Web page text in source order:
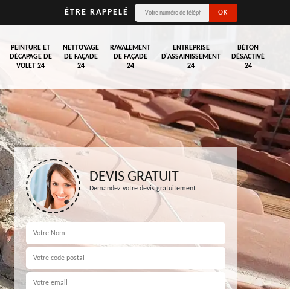
ÊTRE RAPPELÉ
PEINTURE ET
DÉCAPAGE DE
VOLET 24
NETTOYAGE
DE FAÇADE
24
RAVALEMENT
DE FAÇADE
24
ENTREPRISE
D'ASSAINISSEMENT
24
BÉTON
DÉSACTIVÉ
24
DEVIS GRATUIT
Demandez votre devis gratuitement